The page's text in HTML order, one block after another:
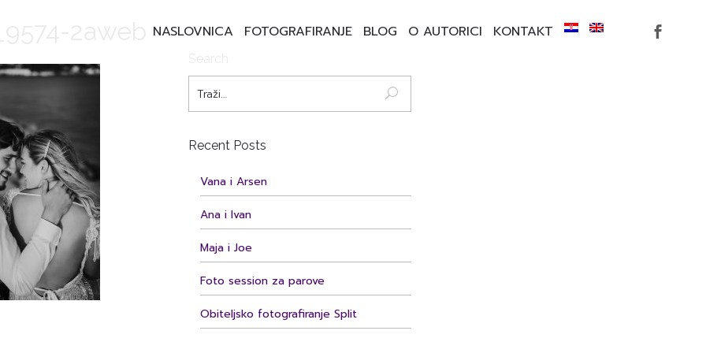
NASLOVNICA FOTOGRAFIRANJE BLOG O AUTORICI KONTAKT
Recent Posts
Vana i Arsen
Ana i Ivan
Maja i Joe
Foto session za parove
Obiteljsko fotografiranje Split